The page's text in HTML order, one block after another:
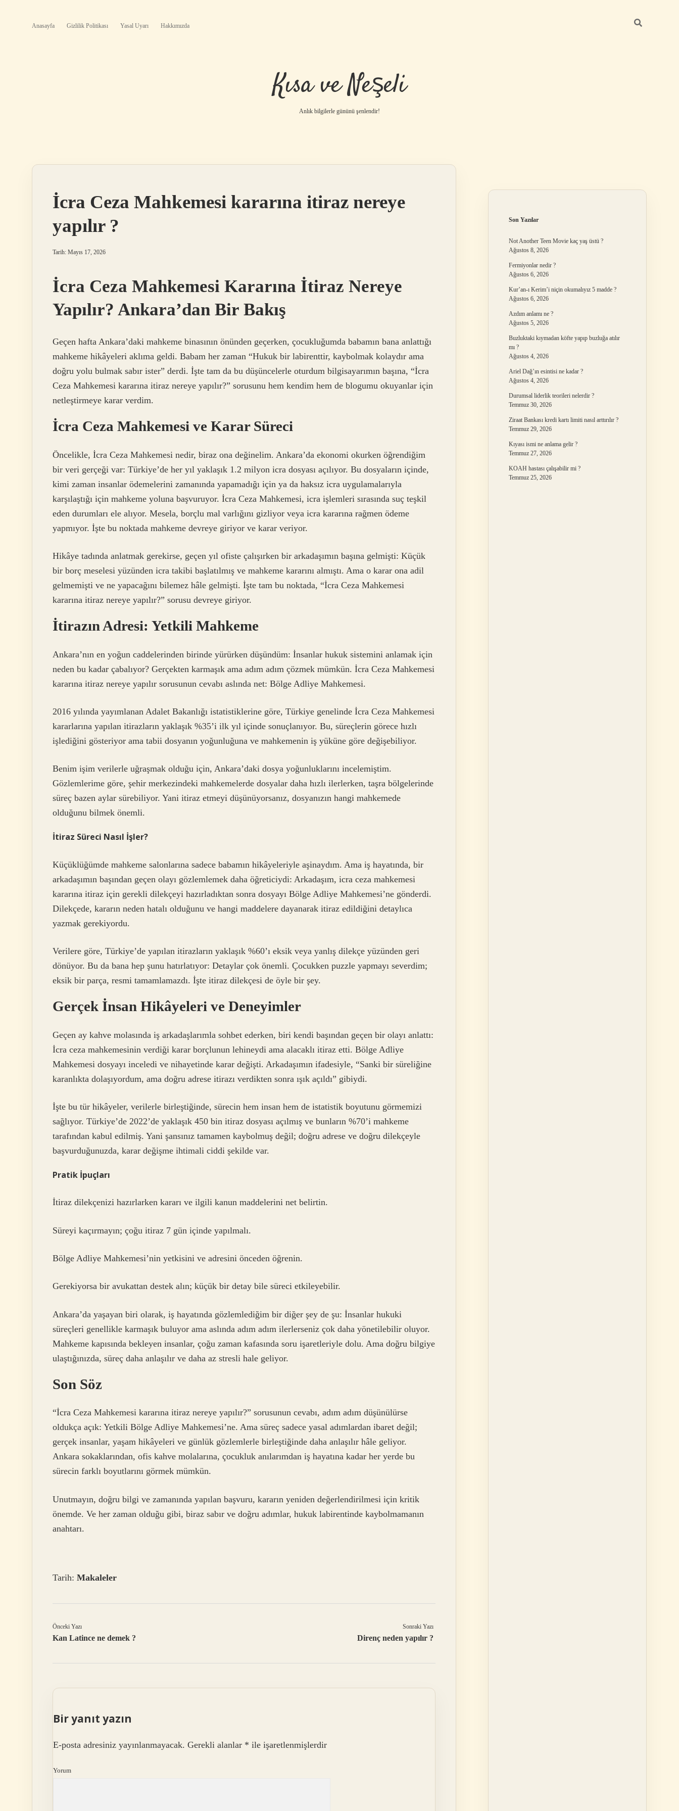
Anasayfa Gizlilik Politikası Yasal Uyarı Hakkımızda
Kısa ve Neşeli
Anlık bilgilerle gününü şenlendir!
İcra Ceza Mahkemesi kararına itiraz nereye
yapılır ?
Tarih: Mayıs 17, 2026
İcra Ceza Mahkemesi Kararına İtiraz Nereye
Yapılır? Ankara’dan Bir Bakış
Geçen hafta Ankara’daki mahkeme binasının önünden geçerken, çocukluğumda babamın bana anlattığı
mahkeme hikâyeleri aklıma geldi. Babam her zaman “Hukuk bir labirenttir, kaybolmak kolaydır ama
doğru yolu bulmak sabır ister” derdi. İşte tam da bu düşüncelerle oturdum bilgisayarımın başına, “İcra
Ceza Mahkemesi kararına itiraz nereye yapılır?” sorusunu hem kendim hem de blogumu okuyanlar için
netleştirmeye karar verdim.
İcra Ceza Mahkemesi ve Karar Süreci
Öncelikle, İcra Ceza Mahkemesi nedir, biraz ona değinelim. Ankara’da ekonomi okurken öğrendiğim
bir veri gerçeği var: Türkiye’de her yıl yaklaşık 1.2 milyon icra dosyası açılıyor. Bu dosyaların içinde,
kimi zaman insanlar ödemelerini zamanında yapamadığı için ya da haksız icra uygulamalarıyla
karşılaştığı için mahkeme yoluna başvuruyor. İcra Ceza Mahkemesi, icra işlemleri sırasında suç teşkil
eden durumları ele alıyor. Mesela, borçlu mal varlığını gizliyor veya icra kararına rağmen ödeme
yapmıyor. İşte bu noktada mahkeme devreye giriyor ve karar veriyor.
Hikâye tadında anlatmak gerekirse, geçen yıl ofiste çalışırken bir arkadaşımın başına gelmişti: Küçük
bir borç meselesi yüzünden icra takibi başlatılmış ve mahkeme kararını almıştı. Ama o karar ona adil
gelmemişti ve ne yapacağını bilemez hâle gelmişti. İşte tam bu noktada, “İcra Ceza Mahkemesi
kararına itiraz nereye yapılır?” sorusu devreye giriyor.
İtirazın Adresi: Yetkili Mahkeme
Ankara’nın en yoğun caddelerinden birinde yürürken düşündüm: İnsanlar hukuk sistemini anlamak için
neden bu kadar çabalıyor? Gerçekten karmaşık ama adım adım çözmek mümkün. İcra Ceza Mahkemesi
kararına itiraz nereye yapılır sorusunun cevabı aslında net: Bölge Adliye Mahkemesi.
2016 yılında yayımlanan Adalet Bakanlığı istatistiklerine göre, Türkiye genelinde İcra Ceza Mahkemesi
kararlarına yapılan itirazların yaklaşık %35’i ilk yıl içinde sonuçlanıyor. Bu, süreçlerin görece hızlı
işlediğini gösteriyor ama tabii dosyanın yoğunluğuna ve mahkemenin iş yüküne göre değişebiliyor.
Benim işim verilerle uğraşmak olduğu için, Ankara’daki dosya yoğunluklarını incelemiştim.
Gözlemlerime göre, şehir merkezindeki mahkemelerde dosyalar daha hızlı ilerlerken, taşra bölgelerinde
süreç bazen aylar sürebiliyor. Yani itiraz etmeyi düşünüyorsanız, dosyanızın hangi mahkemede
olduğunu bilmek önemli.
İtiraz Süreci Nasıl İşler?
Küçüklüğümde mahkeme salonlarına sadece babamın hikâyeleriyle aşinaydım. Ama iş hayatında, bir
arkadaşımın başından geçen olayı gözlemlemek daha öğreticiydi: Arkadaşım, icra ceza mahkemesi
kararına itiraz için gerekli dilekçeyi hazırladıktan sonra dosyayı Bölge Adliye Mahkemesi’ne gönderdi.
Dilekçede, kararın neden hatalı olduğunu ve hangi maddelere dayanarak itiraz edildiğini detaylıca
yazmak gerekiyordu.
Verilere göre, Türkiye’de yapılan itirazların yaklaşık %60’ı eksik veya yanlış dilekçe yüzünden geri
dönüyor. Bu da bana hep şunu hatırlatıyor: Detaylar çok önemli. Çocukken puzzle yapmayı severdim;
eksik bir parça, resmi tamamlamazdı. İşte itiraz dilekçesi de öyle bir şey.
Gerçek İnsan Hikâyeleri ve Deneyimler
Geçen ay kahve molasında iş arkadaşlarımla sohbet ederken, biri kendi başından geçen bir olayı anlattı:
İcra ceza mahkemesinin verdiği karar borçlunun lehineydi ama alacaklı itiraz etti. Bölge Adliye
Mahkemesi dosyayı inceledi ve nihayetinde karar değişti. Arkadaşımın ifadesiyle, “Sanki bir süreliğine
karanlıkta dolaşıyordum, ama doğru adrese itirazı verdikten sonra ışık açıldı” gibiydi.
İşte bu tür hikâyeler, verilerle birleştiğinde, sürecin hem insan hem de istatistik boyutunu görmemizi
sağlıyor. Türkiye’de 2022’de yaklaşık 450 bin itiraz dosyası açılmış ve bunların %70’i mahkeme
tarafından kabul edilmiş. Yani şansınız tamamen kaybolmuş değil; doğru adrese ve doğru dilekçeyle
başvurduğunuzda, karar değişme ihtimali ciddi şekilde var.
Pratik İpuçları
İtiraz dilekçenizi hazırlarken kararı ve ilgili kanun maddelerini net belirtin.
Süreyi kaçırmayın; çoğu itiraz 7 gün içinde yapılmalı.
Bölge Adliye Mahkemesi’nin yetkisini ve adresini önceden öğrenin.
Gerekiyorsa bir avukattan destek alın; küçük bir detay bile süreci etkileyebilir.
Ankara’da yaşayan biri olarak, iş hayatında gözlemlediğim bir diğer şey de şu: İnsanlar hukuki
süreçleri genellikle karmaşık buluyor ama aslında adım adım ilerlerseniz çok daha yönetilebilir oluyor.
Mahkeme kapısında bekleyen insanlar, çoğu zaman kafasında soru işaretleriyle dolu. Ama doğru bilgiye
ulaştığınızda, süreç daha anlaşılır ve daha az stresli hale geliyor.
Son Söz
“İcra Ceza Mahkemesi kararına itiraz nereye yapılır?” sorusunun cevabı, adım adım düşünülürse
oldukça açık: Yetkili Bölge Adliye Mahkemesi’ne. Ama süreç sadece yasal adımlardan ibaret değil;
gerçek insanlar, yaşam hikâyeleri ve günlük gözlemlerle birleştiğinde daha anlaşılır hâle geliyor.
Ankara sokaklarından, ofis kahve molalarına, çocukluk anılarımdan iş hayatına kadar her yerde bu
sürecin farklı boyutlarını görmek mümkün.
Unutmayın, doğru bilgi ve zamanında yapılan başvuru, kararın yeniden değerlendirilmesi için kritik
önemde. Ve her zaman olduğu gibi, biraz sabır ve doğru adımlar, hukuk labirentinde kaybolmamanın
anahtarı.
Tarih: Makaleler
Önceki Yazı
Kan Latince ne demek ?
Sonraki Yazı
Direnç neden yapılır ?
Bir yanıt yazın
E-posta adresiniz yayınlanmayacak. Gerekli alanlar * ile işaretlenmişlerdir
Yorum
Son Yazılar
Not Another Teen Movie kaç yaş üstü ?
Ağustos 8, 2026
Fermiyonlar nedir ?
Ağustos 6, 2026
Kur’an-ı Kerim’i niçin okumalıyız 5 madde ?
Ağustos 6, 2026
Azdım anlamı ne ?
Ağustos 5, 2026
Buzluktaki kıymadan köfte yapıp buzluğa atılır
mı ?
Ağustos 4, 2026
Ariel Dağ’ın esintisi ne kadar ?
Ağustos 4, 2026
Durumsal liderlik teorileri nelerdir ?
Temmuz 30, 2026
Ziraat Bankası kredi kartı limiti nasıl arttırılır ?
Temmuz 29, 2026
Kıyası ismi ne anlama gelir ?
Temmuz 27, 2026
KOAH hastası çalışabilir mi ?
Temmuz 25, 2026